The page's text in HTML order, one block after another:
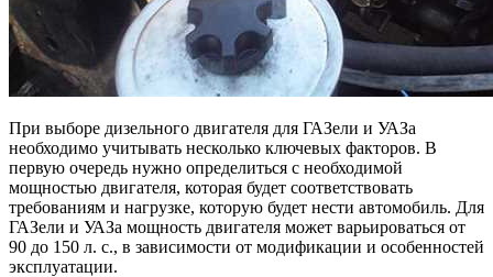
При выборе дизельного двигателя для ГАЗели и УАЗа
необходимо учитывать несколько ключевых факторов. В
первую очередь нужно определиться с необходимой
мощностью двигателя, которая будет соответствовать
требованиям и нагрузке, которую будет нести автомобиль. Для
ГАЗели и УАЗа мощность двигателя может варьироваться от
90 до 150 л. с., в зависимости от модификации и особенностей
эксплуатации.